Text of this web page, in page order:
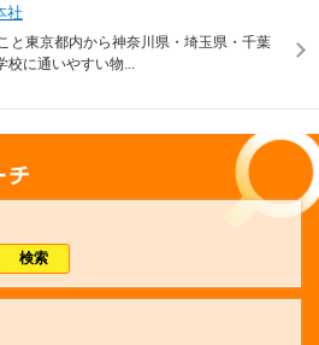
社
と東京都内から神奈川県・埼玉県・千葉
に通いやすい物...